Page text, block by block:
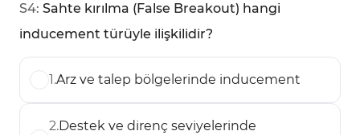
S4: Sahte kırılma (False Breakout) hangi
inducement türüyle ilişkilidir?
1.Arz ve talep bölgelerinde inducement
2.Destek ve direnç seviyelerinde